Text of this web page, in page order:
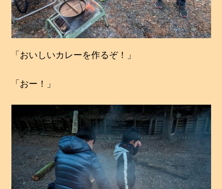
「おいしいカレーを作るぞ！」
「おー！」